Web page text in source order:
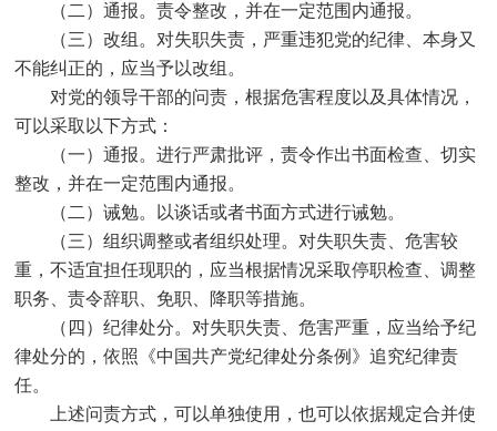
（二）通报。责令整改，并在一定范围内通报。
（三）改组。对失职失责，严重违犯党的纪律、本身又
不能纠正的，应当予以改组。
对党的领导干部的问责，根据危害程度以及具体情况，
可以采取以下方式：
（一）通报。进行严肃批评，责令作出书面检查、切实
整改，并在一定范围内通报。
（二）诫勉。以谈话或者书面方式进行诫勉。
（三）组织调整或者组织处理。对失职失责、危害较
重，不适宜担任现职的，应当根据情况采取停职检查、调整
职务、责令辞职、免职、降职等措施。
（四）纪律处分。对失职失责、危害严重，应当给予纪
律处分的，依照《中国共产党纪律处分条例》追究纪律责
任。
上述问责方式，可以单独使用，也可以依据规定合并使